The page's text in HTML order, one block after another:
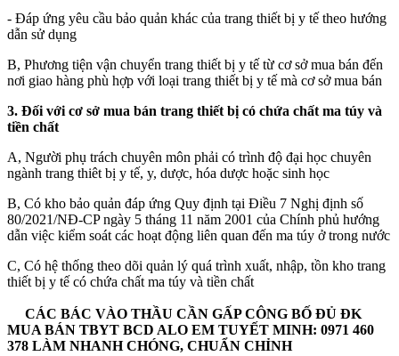
- Đáp ứng yêu cầu bảo quản khác của trang thiết bị y tế theo hướng
dẫn sử dụng
B, Phương tiện vận chuyển trang thiết bị y tế từ cơ sở mua bán đến
nơi giao hàng phù hợp với loại trang thiết bị y tế mà cơ sở mua bán
3. Đối với cơ sở mua bán trang thiết bị có chứa chất ma túy và
tiền chất
A, Người phụ trách chuyên môn phải có trình độ đại học chuyên
ngành trang thiêt bị y tế, y, dược, hóa dược hoặc sinh học
B, Có kho bảo quản đáp ứng Quy định tại Điều 7 Nghị định số
80/2021/NĐ-CP ngày 5 tháng 11 năm 2001 của Chính phủ hướng
dẫn việc kiểm soát các hoạt động liên quan đến ma túy ở trong nước
C, Có hệ thống theo dõi quản lý quá trình xuất, nhập, tồn kho trang
thiết bị y tế có chứa chất ma túy và tiền chất
CÁC BÁC VÀO THẦU CẦN GẤP CÔNG BỐ ĐỦ ĐK
MUA BÁN TBYT BCD ALO EM TUYẾT MINH: 0971 460
378 LÀM NHANH CHÓNG, CHUẨN CHỈNH